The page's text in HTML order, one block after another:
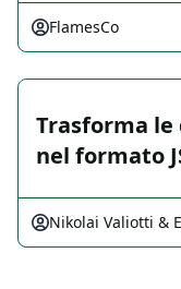
FlamesCo
Trasforma le
nel formato
Nikolai Valiotti &